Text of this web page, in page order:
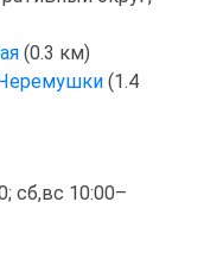
(0.3 км)
(1.4
сб,вс 10:00–